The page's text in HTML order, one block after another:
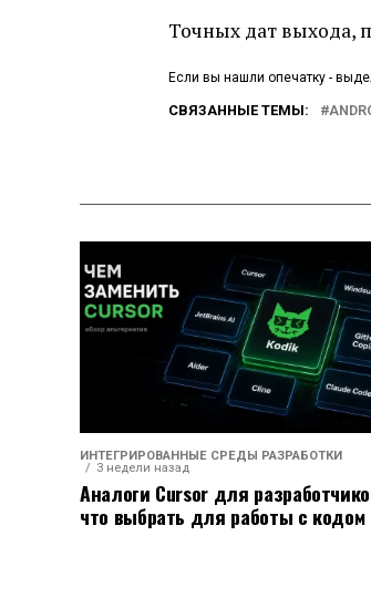
Точных дат выхода,
Если вы нашли опечатку -
СВЯЗАННЫЕ ТЕМЫ:
ИНТЕГРИРОВАННЫЕ СРЕДЫ РАЗРАБОТКИ
3 недели назад
Аналоги Cursor для
что выбрать для работы с кодом